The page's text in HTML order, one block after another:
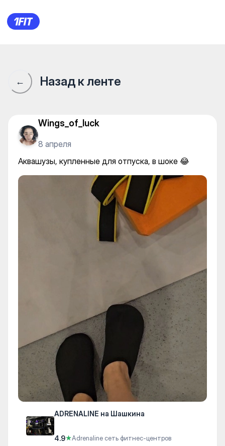
ADRENALINE на Шашкина —
← Назад к ленте
Wings_of_luck
8 апреля
Аквашузы, купленные для отпуска, в шоке 😂
ADRENALINE на Шашкина
4.9★Adrenaline сеть фитнес-центров